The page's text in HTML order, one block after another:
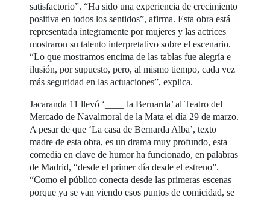
satisfactorio”. “Ha sido una experiencia de crecimiento
positiva en todos los sentidos”, afirma. Esta obra está
representada íntegramente por mujeres y las actrices
mostraron su talento interpretativo sobre el escenario.
“Lo que mostramos encima de las tablas fue alegría e
ilusión, por supuesto, pero, al mismo tiempo, cada vez
más seguridad en las actuaciones”, explica.
Jacaranda 11 llevó ‘____ la Bernarda’ al Teatro del
Mercado de Navalmoral de la Mata el día 29 de marzo.
A pesar de que ‘La casa de Bernarda Alba’, texto
madre de esta obra, es un drama muy profundo, esta
comedia en clave de humor ha funcionado, en palabras
de Madrid, “desde el primer día desde el estreno”.
“Como el público conecta desde las primeras escenas
porque ya se van viendo esos puntos de comicidad, se